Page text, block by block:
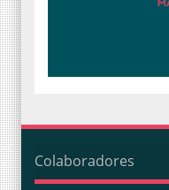
Colaboradores